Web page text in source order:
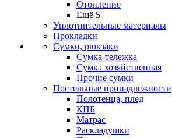
Отопление
Ещё 5
Уплотнительные материалы
Прокладки
Сумки, рюкзаки
Сумка-тележка
Сумка хозяйственная
Прочие сумки
Постельные принадлежности
Полотенца, плед
КПБ
Матрас
Раскладушки